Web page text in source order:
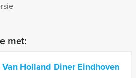
met:
Van Holland Diner Eindhoven